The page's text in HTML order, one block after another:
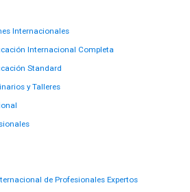
Internacionales
Internacional Completa
Standard
y Talleres
de Profesionales Expertos